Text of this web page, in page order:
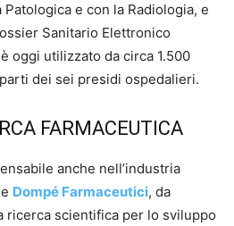
e con la Radiologia, e
Sanitario Elettronico
oggi utilizzato da circa 1.500
dei sei presidi ospedalieri.
FARMACEUTICA
anche nell’industria
Dompé Farmaceutici, da
ricerca scientifica per lo sviluppo